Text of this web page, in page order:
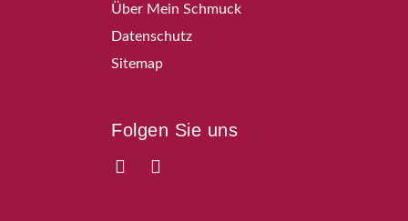
Über Mein Schmuck
Datenschutz
Sitemap
Folgen Sie uns